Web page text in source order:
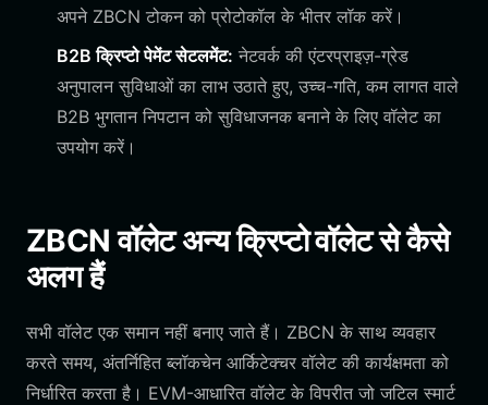
अपने ZBCN टोकन को प्रोटोकॉल के भीतर लॉक करें।
B2B क्रिप्टो पेमेंट सेटलमेंट: नेटवर्क की एंटरप्राइज़-ग्रेड
अनुपालन सुविधाओं का लाभ उठाते हुए, उच्च-गति, कम लागत वाले
B2B भुगतान निपटान को सुविधाजनक बनाने के लिए वॉलेट का
उपयोग करें।
ZBCN वॉलेट अन्य क्रिप्टो वॉलेट से कैसे
अलग हैं
सभी वॉलेट एक समान नहीं बनाए जाते हैं। ZBCN के साथ व्यवहार
करते समय, अंतर्निहित ब्लॉकचेन आर्किटेक्चर वॉलेट की कार्यक्षमता को
निर्धारित करता है। EVM-आधारित वॉलेट के विपरीत जो जटिल स्मार्ट